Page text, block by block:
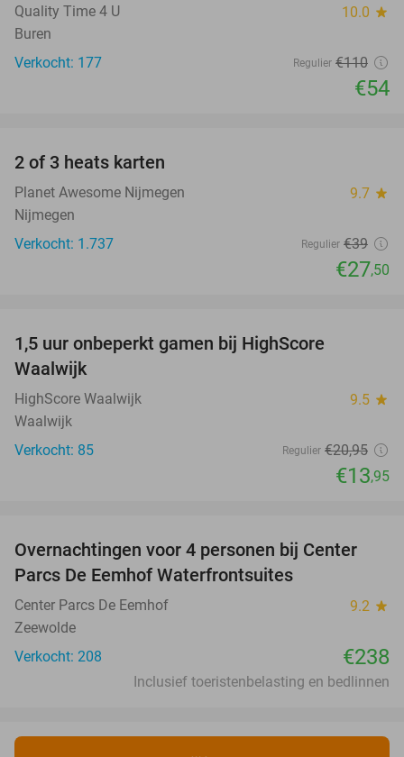
Quality Time 4 U 10.0 star
Buren
Verkocht: 177
Regulier €110
€54
2 of 3 heats karten
Planet Awesome Nijmegen 9.7 star
Nijmegen
Verkocht: 1.737
Regulier €39
€27,50
TODAY
1,5 uur onbeperkt gamen bij HighScore
Waalwijk
HighScore Waalwijk 9.5 star
Waalwijk
Verkocht: 85
Regulier €20,95
€13,95
Overnachtingen voor 4 personen bij Center
Parcs De Eemhof Waterfrontsuites
Center Parcs De Eemhof 9.2 star
Zeewolde
Verkocht: 208
€238
Inclusief toeristenbelasting en bedlinnen